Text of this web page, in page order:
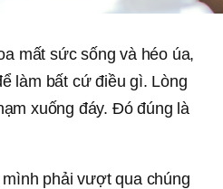
mất sức sống và héo úa,
làm bất cứ điều gì. Lòng
xuống đáy. Đó đúng là
phải vượt qua chúng